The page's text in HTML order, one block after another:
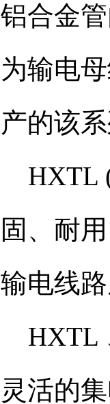
铝合金
为输电
产的该
HXTL
固、耐
输电线
HXTL
灵活的